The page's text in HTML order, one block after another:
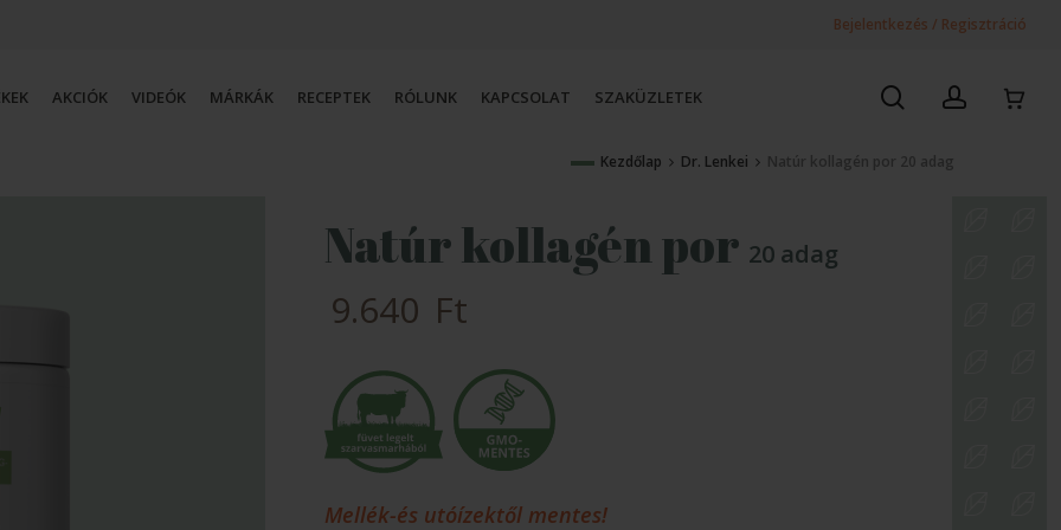
Bejelentkezés / Regisztráció
Csokoládé / Kakaó
Fűszer
Kiegészítő
AKCIÓK VIDEÓK MÁRKÁK RECEPTEK RÓLUNK KAPCSOLAT SZAKÜZLETEK searchaccount
Kezdőlap Dr. Lenkei Natúr kollagén por 20 adag
Natúr kollagén por 20 adag
9.640 Ft
Mellék-és utóízektől mentes!